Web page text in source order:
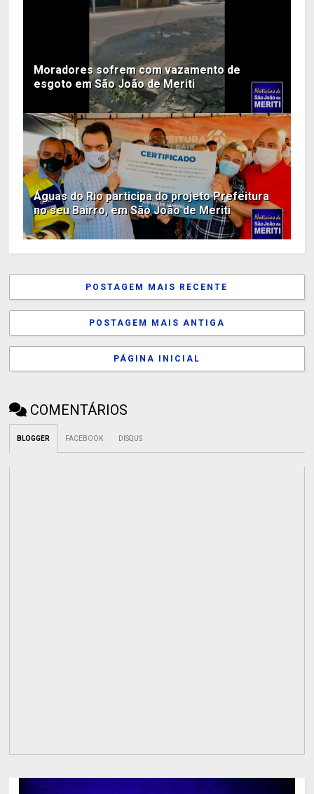
Moradores sofrem com vazamento de
esgoto em São João de Meriti
Águas do Rio participa do projeto Prefeitura
no seu Bairro, em São João de Meriti
POSTAGEM MAIS RECENTE
POSTAGEM MAIS ANTIGA
PÁGINA INICIAL
COMENTÁRIOS
BLOGGER FACEBOOK DISQUS